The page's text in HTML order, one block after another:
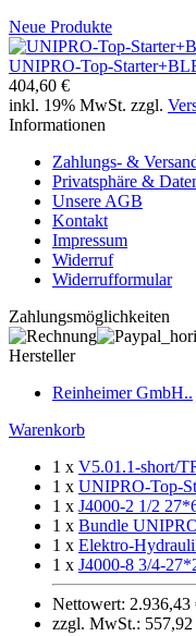
Neue Produkte
UNIPRO-Top-
404,60 €
inkl. 19% MwSt. zzgl.
Informationen
Zahlungs- &
Privatsphäre &
Unsere AGB
Kontakt
Impressum
Widerruf
Widerrufformular
Zahlungsmöglichkeiten
Hersteller
Reinheimer GmbH..
Warenkorb
1 x V5.01.1-short/
1 x UNIPRO-Top-
1 x J4000-2 1/2
1 x Bundle
1 x Elektro-
1 x J4000-8 3/4-
Nettowert: 2.936,43
zzgl. MwSt.: 557,92